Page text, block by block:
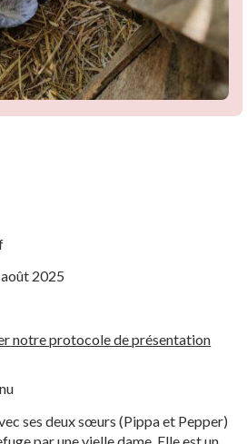
août 2025
notre protocole de présentation
ses deux sœurs (Pippa et Pepper)